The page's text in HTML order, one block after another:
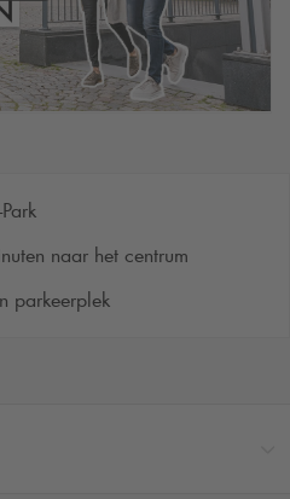
naar het centrum
parkeerplek